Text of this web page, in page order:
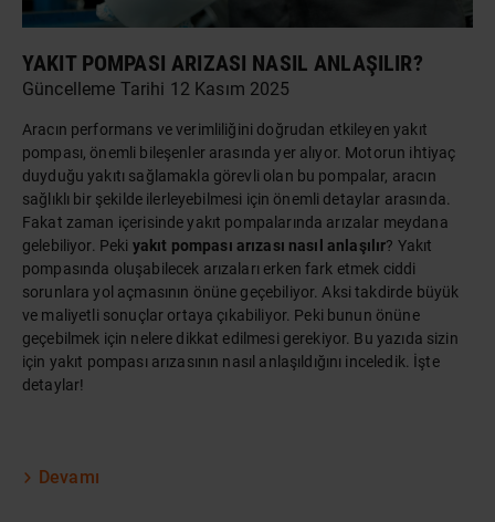
YAKIT POMPASI ARIZASI NASIL ANLAŞILIR?
Güncelleme Tarihi 12 Kasım 2025
Aracın performans ve verimliliğini doğrudan etkileyen yakıt
pompası, önemli bileşenler arasında yer alıyor. Motorun ihtiyaç
duyduğu yakıtı sağlamakla görevli olan bu pompalar, aracın
sağlıklı bir şekilde ilerleyebilmesi için önemli detaylar arasında.
Fakat zaman içerisinde yakıt pompalarında arızalar meydana
gelebiliyor. Peki yakıt pompası arızası nasıl anlaşılır? Yakıt
pompasında oluşabilecek arızaları erken fark etmek ciddi
sorunlara yol açmasının önüne geçebiliyor. Aksi takdirde büyük
ve maliyetli sonuçlar ortaya çıkabiliyor. Peki bunun önüne
geçebilmek için nelere dikkat edilmesi gerekiyor. Bu yazıda sizin
için yakıt pompası arızasının nasıl anlaşıldığını inceledik. İşte
detaylar!
Devamı